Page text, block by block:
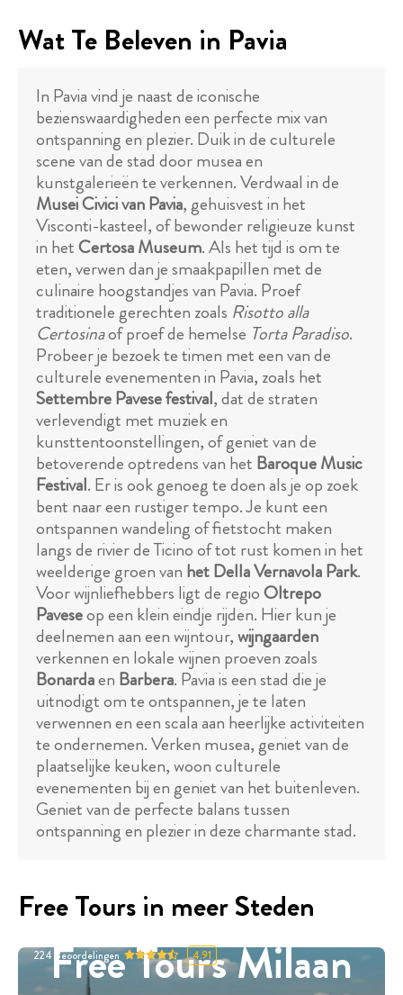
Wat Te Beleven in Pavia
In Pavia vind je naast de iconische
bezienswaardigheden een perfecte mix van
ontspanning en plezier. Duik in de culturele
scene van de stad door musea en
kunstgalerieën te verkennen. Verdwaal in de
Musei Civici van Pavia, gehuisvest in het
Visconti-kasteel, of bewonder religieuze kunst
in hetCertosa Museum. Als het tijd is om te
eten, verwen dan je smaakpapillen met de
culinaire hoogstandjes van Pavia. Proef
traditionele gerechten zoals Risotto alla
Certosinaof proef de hemelse Torta Paradiso.
Probeer je bezoek te timen met een van de
culturele evenementen in Pavia, zoals het
Settembre Pavese festival, dat de straten
verlevendigt met muziek en
kunsttentoonstellingen, of geniet van de
betoverende optredens van het Baroque Music
Festival. Er is ook genoeg te doen als je op zoek
bent naar een rustiger tempo. Je kunt een
ontspannen wandeling of fietstocht maken
langs de rivier de Ticino of tot rust komen in het
weelderige groen van het Della Vernavola Park.
Voor wijnliefhebbers ligt de regioOltrepo
Paveseop een klein eindje rijden. Hier kun je
deelnemen aan een wijntour,wijngaarden
verkennen en lokale wijnen proeven zoals
Bonardaen Barbera. Pavia is een stad die je
uitnodigt om te ontspannen, je te laten
verwennen en een scala aan heerlijke activiteiten
te ondernemen. Verken musea, geniet van de
plaatselijke keuken, woon culturele
evenementen bij en geniet van het buitenleven.
Geniet van de perfecte balans tussen
ontspanning en plezier in deze charmante stad.
Free Tours in meer Steden
Free Tours Milaan
224 Beoordelingen 4.91